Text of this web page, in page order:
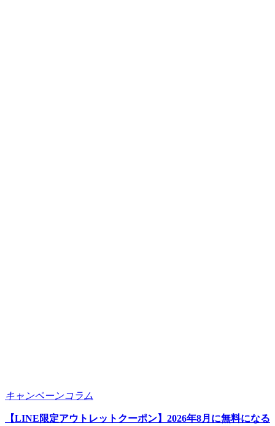
キャンペーンコラム
【LINE限定アウトレットクーポン】2026年8月に無料になる